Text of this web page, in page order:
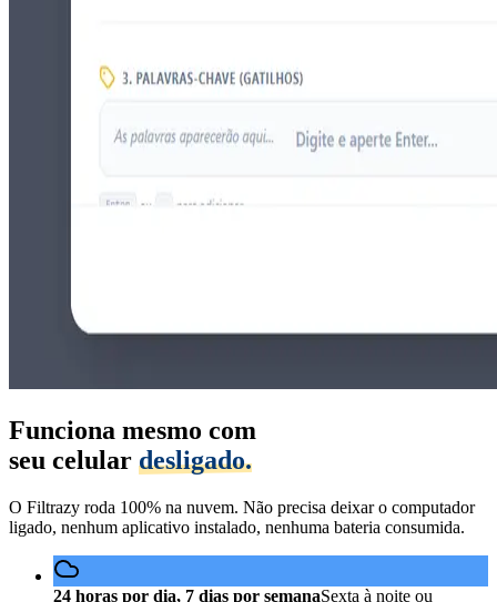
Funciona mesmo com
seu celular desligado.
O Filtrazy roda 100% na nuvem. Não precisa deixar o computador
ligado, nenhum aplicativo instalado, nenhuma bateria consumida.
24 horas por dia, 7 dias por semanaSexta à noite ou